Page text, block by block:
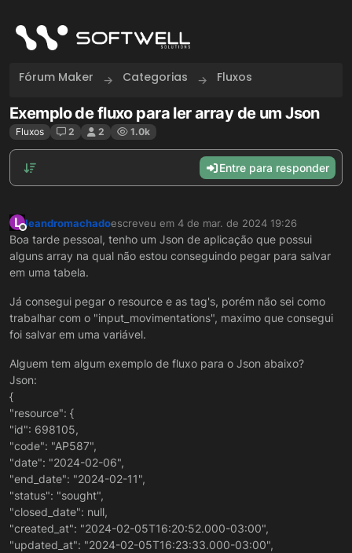
Fórum Maker Categorias Fluxos
Exemplo de fluxo para ler array de um Json
Fluxos 2 2 1.0k
Entre para responder
L
Offline
leandromachadoescreveu em 4 de mar. de 2024 19:26
última edição por
Boa tarde pessoal, tenho um Json de aplicação que possui
alguns array na qual não estou conseguindo pegar para salvar
em uma tabela.
Já consegui pegar o resource e as tag's, porém não sei como
trabalhar com o "input_movimentations", maximo que consegui
foi salvar em uma variável.
Alguem tem algum exemplo de fluxo para o Json abaixo?
Json:
{
"resource": {
"id": 698105,
"code": "AP587",
"date": "2024-02-06",
"end_date": "2024-02-11",
"status": "sought",
"closed_date": null,
"created_at": "2024-02-05T16:20:52.000-03:00",
"updated_at": "2024-02-05T16:23:33.000-03:00",